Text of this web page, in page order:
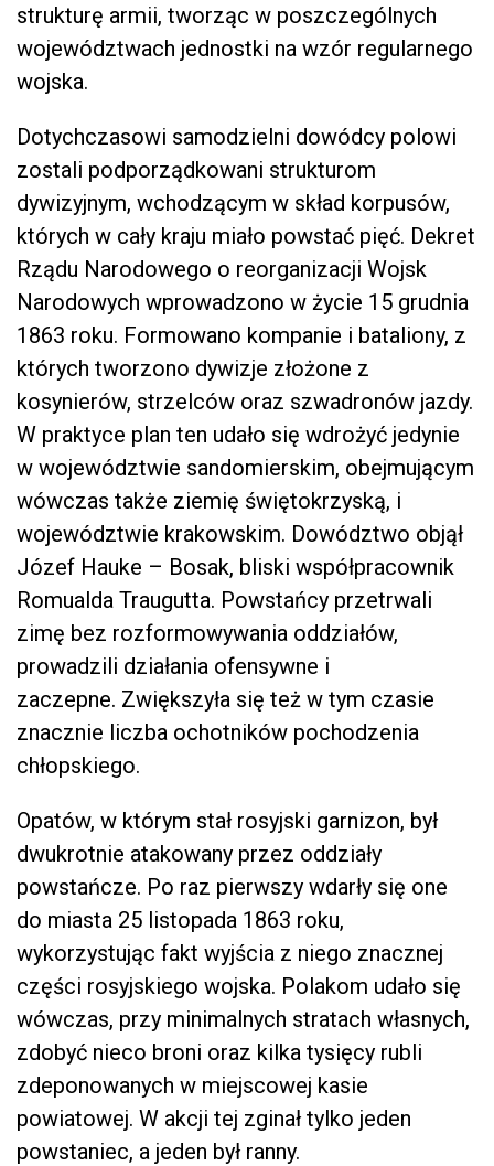
strukturę armii, tworząc w poszczególnych
województwach jednostki na wzór regularnego
wojska.
Dotychczasowi samodzielni dowódcy polowi
zostali podporządkowani strukturom
dywizyjnym, wchodzącym w skład korpusów,
których w cały kraju miało powstać pięć. Dekret
Rządu Narodowego o reorganizacji Wojsk
Narodowych wprowadzono w życie 15 grudnia
1863 roku. Formowano kompanie i bataliony, z
których tworzono dywizje złożone z
kosynierów, strzelców oraz szwadronów jazdy.
W praktyce plan ten udało się wdrożyć jedynie
w województwie sandomierskim, obejmującym
wówczas także ziemię świętokrzyską, i
województwie krakowskim. Dowództwo objął
Józef Hauke – Bosak, bliski współpracownik
Romualda Traugutta. Powstańcy przetrwali
zimę bez rozformowywania oddziałów,
prowadzili działania ofensywne i
zaczepne. Zwiększyła się też w tym czasie
znacznie liczba ochotników pochodzenia
chłopskiego.
Opatów, w którym stał rosyjski garnizon, był
dwukrotnie atakowany przez oddziały
powstańcze. Po raz pierwszy wdarły się one
do miasta 25 listopada 1863 roku,
wykorzystując fakt wyjścia z niego znacznej
części rosyjskiego wojska. Polakom udało się
wówczas, przy minimalnych stratach własnych,
zdobyć nieco broni oraz kilka tysięcy rubli
zdeponowanych w miejscowej kasie
powiatowej. W akcji tej zginał tylko jeden
powstaniec, a jeden był ranny.